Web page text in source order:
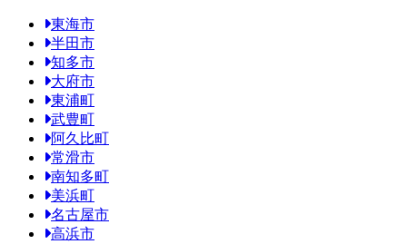
東海市
半田市
知多市
大府市
東浦町
武豊町
阿久比町
常滑市
南知多町
美浜町
名古屋市
高浜市